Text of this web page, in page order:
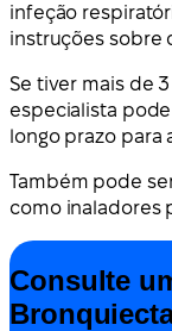
infeção
instruções sobre
Se tiver mais de
especialista
longo prazo para
Também pode
como inaladores
Consulte